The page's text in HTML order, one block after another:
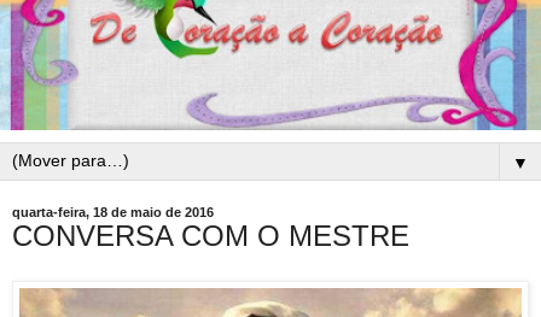
▼
quarta-feira, 18 de maio de 2016
CONVERSA COM O MESTRE